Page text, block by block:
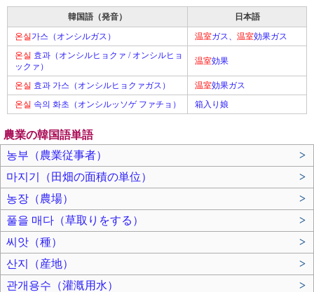
韓国語（発音）
日本語
온실 가스（オンシルガス） 温室ガス、 温室効果ガス
온실 효과（オンシルヒョクァ / オンシルヒョ
ックァ）
温室効果
온실 효과 가스（オンシルヒョクァガス） 温室効果ガス
온실 속의 화초（オンシルッソゲ ファチョ） 箱入り娘
農業の韓国語単語
농부（農業従事者）
>
마지기（田畑の面積の単位）
>
농장（農場）
>
풀을 매다（草取りをする）
>
씨앗（種）
>
산지（産地）
>
관개용수（灌漑用水）
>